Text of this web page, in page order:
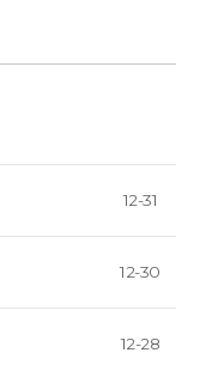
12-31
12-30
12-28